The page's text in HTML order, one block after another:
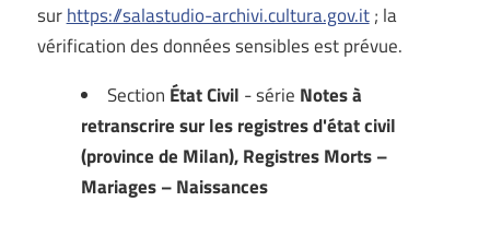
surhttps://salastudio-archivi.cultura.gov.it; la
vérification des données sensibles est prévue.
Section État Civil - série Notes à
retranscrire sur les registres d'état civil
(province de Milan), Registres Morts –
Mariages – Naissances